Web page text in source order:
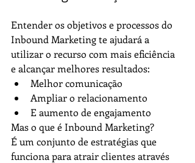
Entender os objetivos e processos do
Inbound Marketing te ajudará a
utilizar o recurso com mais eficiência
e alcançar melhores resultados:
Melhor comunicação
Ampliar o relacionamento
E aumento de engajamento
Mas o que é Inbound Marketing?
É um conjunto de estratégias que
funciona para atrair clientes através